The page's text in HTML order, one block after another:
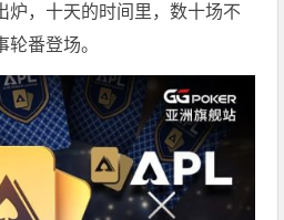
炉，十天的时间里，数十场不
轮番登场。